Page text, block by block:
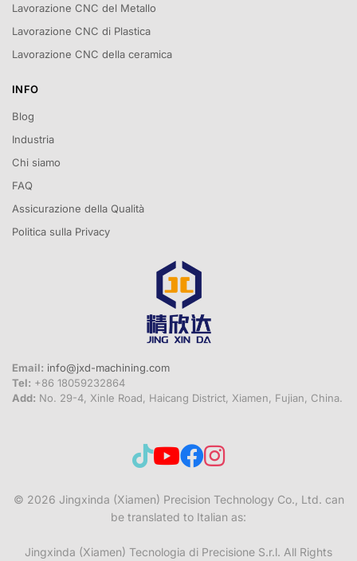
Lavorazione CNC del Metallo
Lavorazione CNC di Plastica
Lavorazione CNC della ceramica
INFO
Blog
Industria
Chi siamo
FAQ
Assicurazione della Qualità
Politica sulla Privacy
Email: info@jxd-machining.com
Tel: +86 18059232864
Add: No. 29-4, Xinle Road, Haicang District, Xiamen, Fujian, China.
© 2026 Jingxinda (Xiamen) Precision Technology Co., Ltd. can
be translated to Italian as:
Jingxinda (Xiamen) Tecnologia di Precisione S.r.l. All Rights